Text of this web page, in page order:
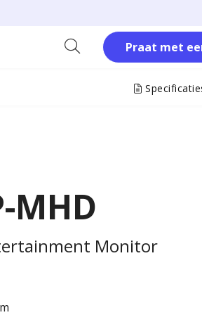
Praat met
MHD
Monitor